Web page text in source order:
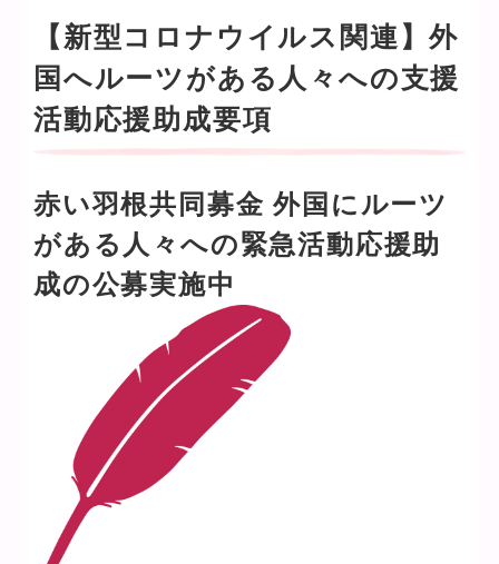
【新型コロナウイルス関連】外
国へルーツがある人々への支援
活動応援助成要項
赤い羽根共同募金 外国にルーツ
がある人々への緊急活動応援助
成の公募実施中